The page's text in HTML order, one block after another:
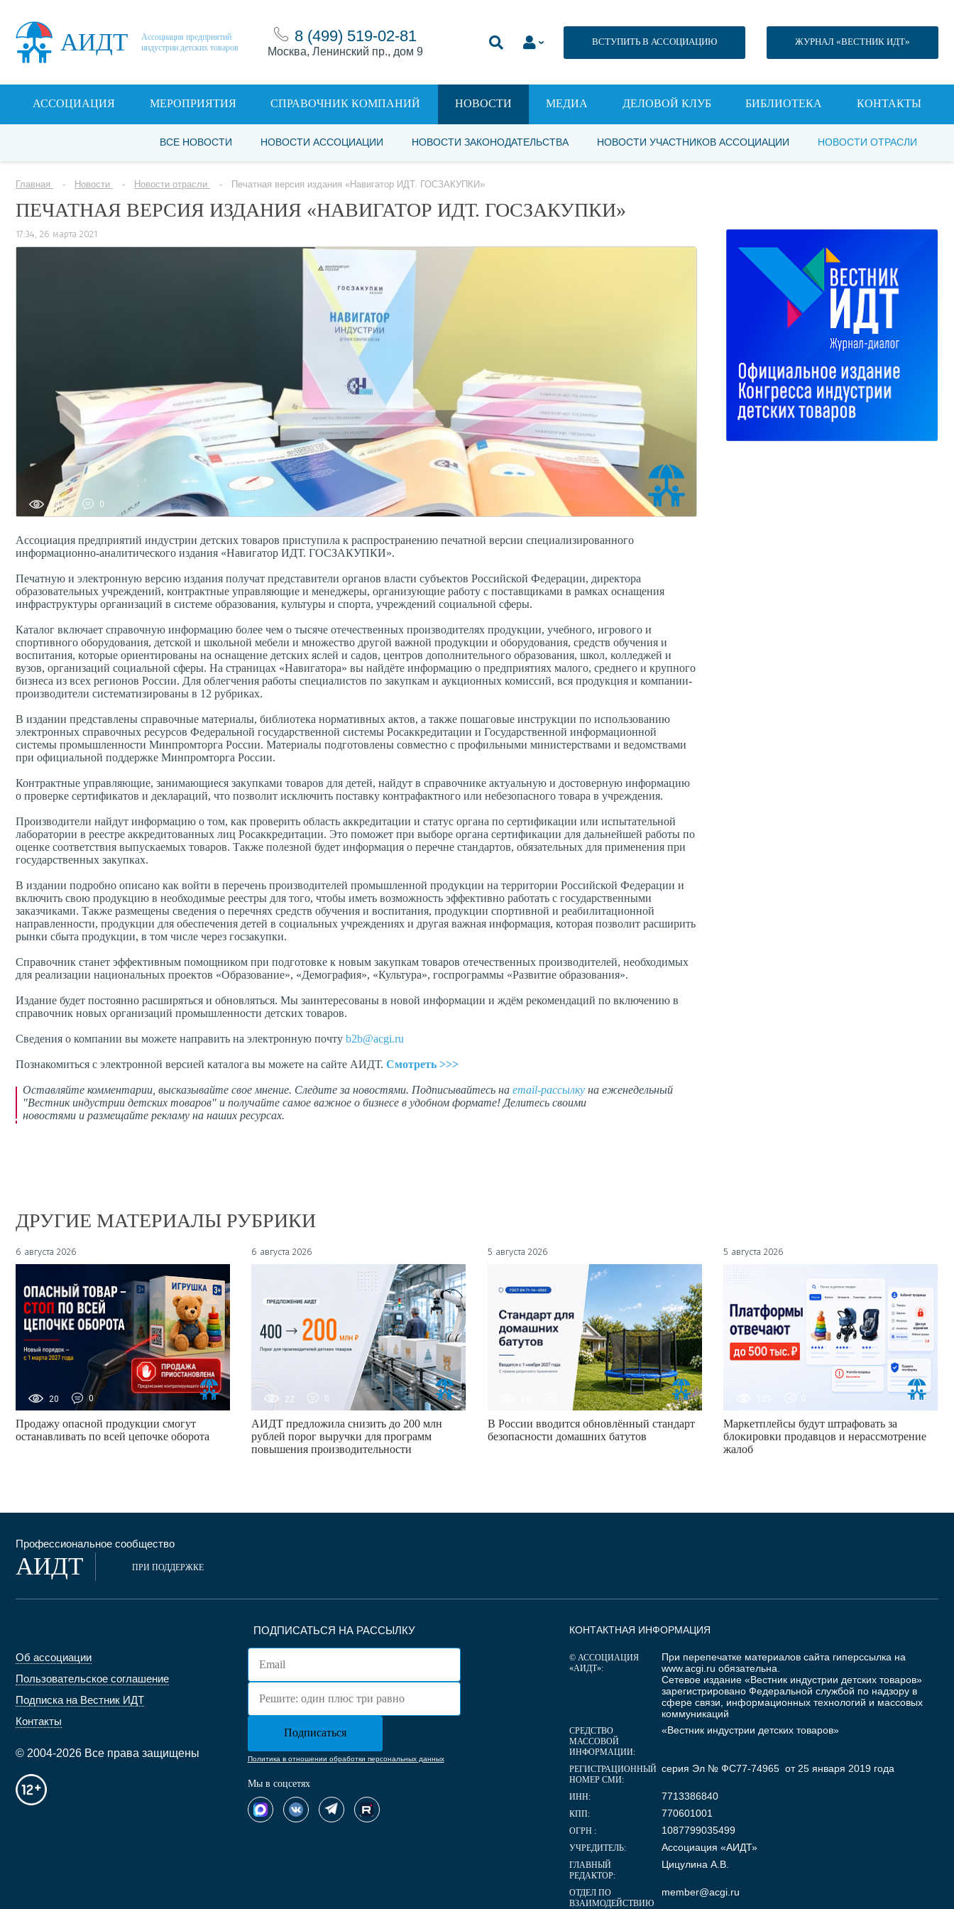
АИДТ
Ассоциация предприятий
индустрии детских товаров
8 (499) 519-02-81
Москва, Ленинский пр., дом 9
ВСТУПИТЬ В АССОЦИАЦИЮ ЖУРНАЛ «ВЕСТНИК ИДТ»
АССОЦИАЦИЯ МЕРОПРИЯТИЯ СПРАВОЧНИК КОМПАНИЙ НОВОСТИ МЕДИА ДЕЛОВОЙ КЛУБ БИБЛИОТЕКА КОНТАКТЫ
ВСЕ НОВОСТИ НОВОСТИ АССОЦИАЦИИ НОВОСТИ ЗАКОНОДАТЕЛЬСТВА НОВОСТИ УЧАСТНИКОВ АССОЦИАЦИИ НОВОСТИ ОТРАСЛИ
Главная Новости Новости отрасли Печатная версия издания «Навигатор ИДТ. ГОСЗАКУПКИ»
ПЕЧАТНАЯ ВЕРСИЯ ИЗДАНИЯ «НАВИГАТОР ИДТ. ГОСЗАКУПКИ»
17:34, 26 марта 2021
1477 0
Ассоциация предприятий индустрии детских товаров приступила к распространению печатной версии специализированного
информационно-аналитического издания «Навигатор ИДТ. ГОСЗАКУПКИ».
Печатную и электронную версию издания получат представители органов власти субъектов Российской Федерации, директора
образовательных учреждений, контрактные управляющие и менеджеры, организующие работу с поставщиками в рамках оснащения
инфраструктуры организаций в системе образования, культуры и спорта, учреждений социальной сферы.
Каталог включает справочную информацию более чем о тысяче отечественных производителях продукции, учебного, игрового и
спортивного оборудования, детской и школьной мебели и множество другой важной продукции и оборудования, средств обучения и
воспитания, которые ориентированы на оснащение детских яслей и садов, центров дополнительного образования, школ, колледжей и
вузов, организаций социальной сферы. На страницах «Навигатора» вы найдёте информацию о предприятиях малого, среднего и крупного
бизнеса из всех регионов России. Для облегчения работы специалистов по закупкам и аукционных комиссий, вся продукция и компании-
производители систематизированы в 12 рубриках.
В издании представлены справочные материалы, библиотека нормативных актов, а также пошаговые инструкции по использованию
электронных справочных ресурсов Федеральной государственной системы Росаккредитации и Государственной информационной
системы промышленности Минпромторга России. Материалы подготовлены совместно с профильными министерствами и ведомствами
при официальной поддержке Минпромторга России.
Контрактные управляющие, занимающиеся закупками товаров для детей, найдут в справочнике актуальную и достоверную информацию
о проверке сертификатов и деклараций, что позволит исключить поставку контрафактного или небезопасного товара в учреждения.
Производители найдут информацию о том, как проверить область аккредитации и статус органа по сертификации или испытательной
лаборатории в реестре аккредитованных лиц Росаккредитации. Это поможет при выборе органа сертификации для дальнейшей работы по
оценке соответствия выпускаемых товаров. Также полезной будет информация о перечне стандартов, обязательных для применения при
государственных закупках.
В издании подробно описано как войти в перечень производителей промышленной продукции на территории Российской Федерации и
включить свою продукцию в необходимые реестры для того, чтобы иметь возможность эффективно работать с государственными
заказчиками. Также размещены сведения о перечнях средств обучения и воспитания, продукции спортивной и реабилитационной
направленности, продукции для обеспечения детей в социальных учреждениях и другая важная информация, которая позволит расширить
рынки сбыта продукции, в том числе через госзакупки.
Справочник станет эффективным помощником при подготовке к новым закупкам товаров отечественных производителей, необходимых
для реализации национальных проектов «Образование», «Демография», «Культура», госпрограммы «Развитие образования».
Издание будет постоянно расширяться и обновляться. Мы заинтересованы в новой информации и ждём рекомендаций по включению в
справочник новых организаций промышленности детских товаров.
Сведения о компании вы можете направить на электронную почту b2b@acgi.ru
Познакомиться с электронной версией каталога вы можете на сайте АИДТ. Cмотреть >>>
Оставляйте комментарии, высказывайте свое мнение. Следите за новостями. Подписывайтесь на email-рассылку на еженедельный
"Вестник индустрии детских товаров" и получайте самое важное о бизнесе в удобном формате! Делитесь своими
новостями и размещайте рекламу на наших ресурсах.
ДРУГИЕ МАТЕРИАЛЫ РУБРИКИ
6 августа 2026
20 0
Продажу опасной продукции смогут
останавливать по всей цепочке оборота
6 августа 2026
22 0
АИДТ предложила снизить до 200 млн
рублей порог выручки для программ
повышения производительности
5 августа 2026
В России вводится обновлённый стандарт
безопасности домашних батутов
5 августа 2026
105
Маркетплейсы будут штрафовать за
блокировки продавцов и нерассмотрение
жалоб
Профессиональное сообщество
АИДТ ПРИ ПОДДЕРЖКЕ
Об ассоциации
Пользовательское соглашение
Подписка на Вестник ИДТ
Контакты
© 2004-2026 Все права защищены
ПОДПИСАТЬСЯ НА РАССЫЛКУ
Политика в отношении обработки персональных данных
Мы в соцсетях
КОНТАКТНАЯ ИНФОРМАЦИЯ
© АССОЦИАЦИЯ
«АИДТ»:
При перепечатке материалов сайта гиперссылка на
www.acgi.ru обязательна.
Сетевое издание «Вестник индустрии детских товаров»
зарегистрировано Федеральной службой по надзору в
сфере связи, информационных технологий и массовых
коммуникаций
СРЕДСТВО
МАССОВОЙ
ИНФОРМАЦИИ:
«Вестник индустрии детских товаров»
РЕГИСТРАЦИОННЫЙ
НОМЕР СМИ:
серия Эл № ФС77-74965 от 25 января 2019 года
ИНН: 7713386840
КПП: 770601001
ОГРН : 1087799035499
УЧРЕДИТЕЛЬ: Ассоциация «АИДТ»
ГЛАВНЫЙ
РЕДАКТОР:
Цицулина А.В.
ОТДЕЛ ПО
ВЗАИМОДЕЙСТВИЮ
member@acgi.ru